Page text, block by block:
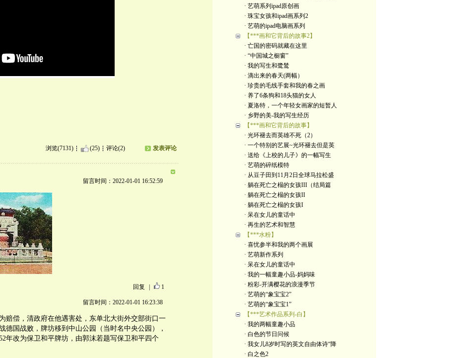
浏览(7131) (25) 评论(2) 发表评论
留言时间：2022-01-01 16:52:59
回复 1
留言时间：2022-01-01 16:23:38
赔偿，清政府在他遇害处，东单北大街外交部街口一
德国战败，牌坊移到中山公园（当时名中央公园），
年改为保卫和平牌坊，由郭沫若题写保卫和平四个
· 艺萌系列ipad原创画
· 珠宝女孩和ipad画系列2
· 艺萌的ipad电脑画系列
【***画和它背后的故事2】
· 亡国的密码就藏在这里
· “中国城之橱窗”
· 我的写生和鹭鸶
· 滴出来的春天(两幅）
· 珍贵的毛线手套和我的春之画
· 养了6条狗和18头猫的女人
· 夏洛特，一个年轻女画家的短暂人
· 乡野的美-我的写生经历
【***画和它背后的故事】
· 光环褪去而英雄不死（2）
· 一个特别的艺展~光环褪去但是英
· 送给《上校的儿子》的一幅写生
· 艺萌的碎纸模特
· 从豆子田到11月2日全球马拉松盛
· 躺在死亡之榻的女孩III（结局篇
· 躺在死亡之榻的女孩II
· 躺在死亡之榻的女孩I
· 呆在女儿的童话中
· 再生的艺术和智慧
【***水粉】
· 喜忧参半和我的两个画展
· 艺萌新作系列
· 呆在女儿的童话中
· 我的一幅童趣小品-妈妈味
· 粉彩-开满樱花的浪漫季节
· 艺萌的“象宝宝2”
· 艺萌的“象宝宝1”
【***艺术作品系列-白】
· 我的两幅童趣小品
· 白色的节日问候
· 我女儿8岁时写的英文自由体诗“降
· 白之色2